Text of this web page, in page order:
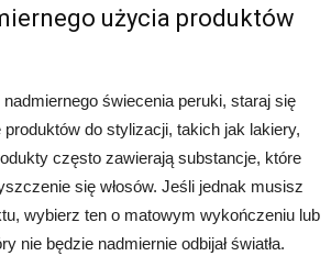
użycia produktów
świecenia peruki, staraj się
do stylizacji, takich jak lakiery,
często zawierają substancje, które
się włosów. Jeśli jednak musisz
wybierz ten o matowym wykończeniu lub
nie będzie nadmiernie odbijał światła.